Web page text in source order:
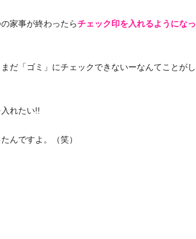
家事が終わったらチェック印を入れるようになっ
だ「ゴミ」にチェックできないーなんてことがし
れたい!!
んですよ。（笑）